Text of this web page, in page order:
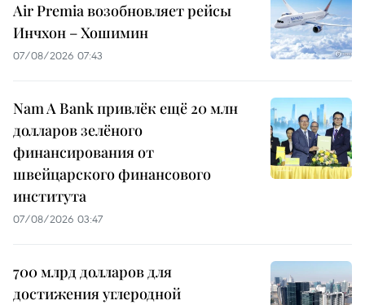
Air Premia возобновляет рейсы
Инчхон – Хошимин
07/08/2026 07:43
Nam A Bank привлёк ещё 20 млн
долларов зелёного
финансирования от
швейцарского финансового
института
07/08/2026 03:47
700 млрд долларов для
достижения углеродной